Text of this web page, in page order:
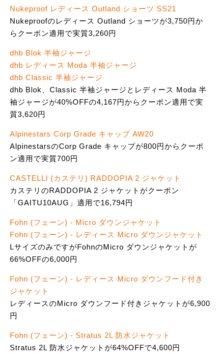
Nukeproof レディース Outland ショーツ SS21
Nukeproofのレディース Outland ショーツが3,750円か
らクーポン適用で実質3,260円
dhb Blok 半袖ジャージ
dhb レディース Moda 半袖ジャージ
dhb Classic 半袖ジャージ
dhb Blok、Classic 半袖ジャージとレディース Moda 半
袖ジャージが40%OFFの4,167円からクーポン適用で実
質3,620円
Alpinestars Corp Grade キャップ AW20
AlpinestarsのCorp Grade キャップが800円からクーポ
ン適用で実質700円
CASTELLI (カステリ) RADDOPIA 2 ジャケット
カステリのRADDOPIA 2 ジャケットがクーポン
「GAITU10AUG」適用で16,794円
Fohn (フェーン) - Micro ダウンジャケット
Fohn (フェーン) - レディース Micro ダウンジャケット
LサイズのみですがFohnのMicro ダウンジャケットが
66%OFFの6,000円
Fohn (フェーン) - レディース Micro ダウンフード付き
ジャケット
レディースのMicro ダウンフード付きジャケットが6,900
円
Fohn (フェーン) - Stratus 2L 防水ジャケット
Stratus 2L 防水ジャケットが64%OFFで4,600円